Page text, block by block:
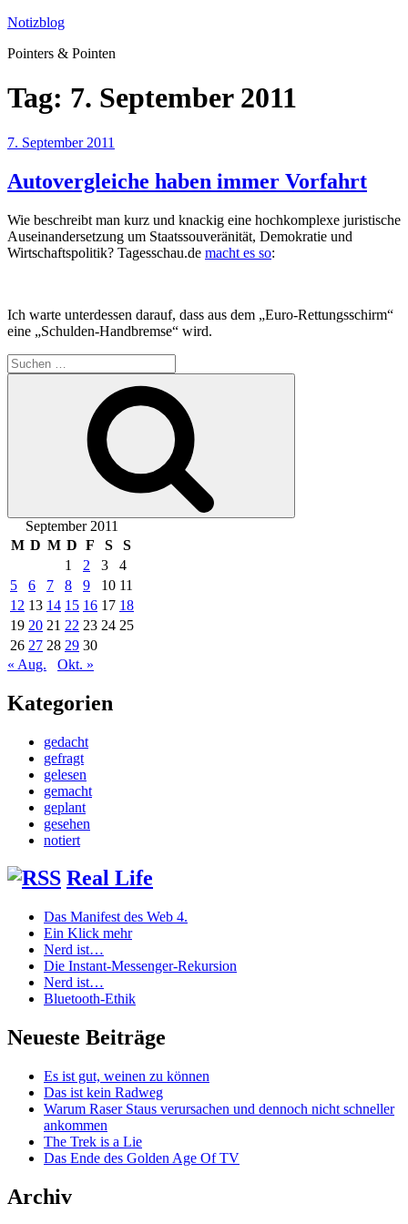
Zum
springen
Notizblog
Pointers & Pointen
Tag: 7. September 2011
Veröffentlicht
7. September 2011
Autovergleiche haben immer Vorfahrt
Wie beschreibt man kurz und knackig eine hochkomplexe juristische
Auseinandersetzung um Staatssouveränität, Demokratie und
Wirtschaftspolitik? Tagesschau.de macht es so:
Ich warte unterdessen darauf, dass aus dem „Euro-Rettungsschirm“
eine „Schulden-Handbremse“ wird.
Suchen
nach:
September 2011
M D M D F S
S
1
2 3
4
5
6 7 8 9 10 11
12 13 14 15 16 17 18
19 20 21 22 23 24 25
26 27 28 29 30
« Aug.
Okt. »
Kategorien
gedacht
gefragt
gelesen
gemacht
geplant
gesehen
notiert
Real Life
Das Manifest des Web 4.
Ein Klick mehr
Nerd ist…
Die Instant-Messenger-Rekursion
Nerd ist…
Bluetooth-Ethik
Neueste Beiträge
Es ist gut, weinen zu können
Das ist kein Radweg
Warum Raser Staus verursachen und dennoch nicht schneller
ankommen
The Trek is a Lie
Das Ende des Golden Age Of TV
Archiv